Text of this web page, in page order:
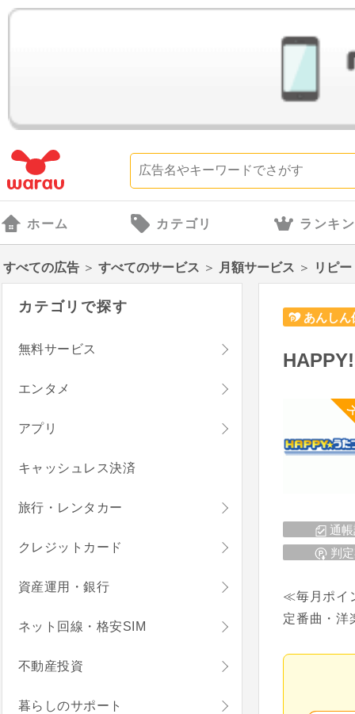
ホーム カテゴリ ランキ
すべての広告 ＞ すべてのサービス ＞ 月額サービス ＞ リピ
あんしん
通
判
≪毎月ポイ
定番曲・洋
カテゴリで探す
無料サービス
エンタメ
アプリ
キャッシュレス決済
旅行・レンタカー
クレジットカード
資産運用・銀行
ネット回線・格安SIM
不動産投資
暮らしのサポート